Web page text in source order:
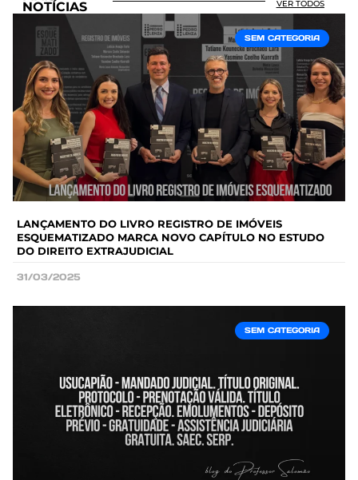
NOTÍCIAS VER TODOS
SEM CATEGORIA
LANÇAMENTO DO LIVRO REGISTRO DE IMÓVEIS
ESQUEMATIZADO MARCA NOVO CAPÍTULO NO ESTUDO
DO DIREITO EXTRAJUDICIAL
31/03/2025
SEM CATEGORIA